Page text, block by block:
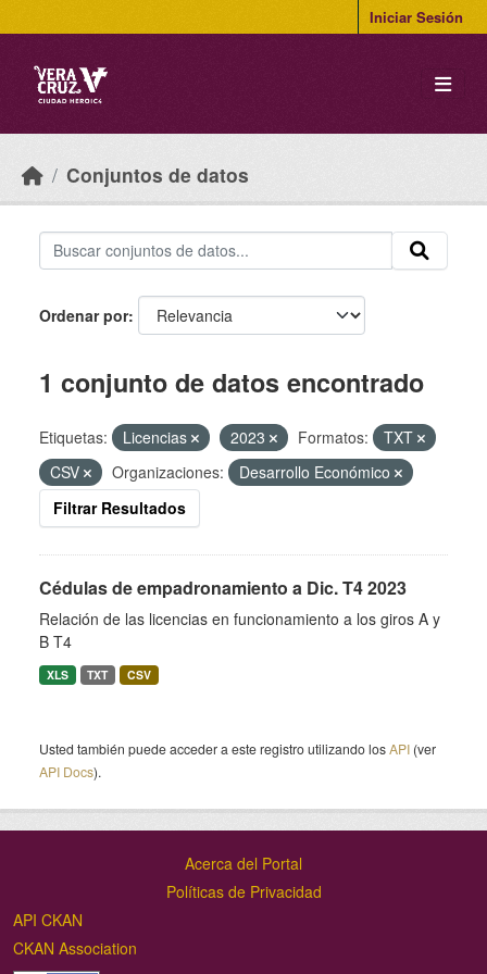
Iniciar Sesión
Conjuntos de datos
Ordenar por
1 conjunto de datos encontrado
Etiquetas: Licencias 2023 Formatos:
TXT
CSV
Organizaciones:
Desarrollo Económico
Filtrar Resultados
Cédulas de empadronamiento a Dic. T4 2023
Relación de las licencias en funcionamiento a los giros A y
B T4
XLS TXT CSV
Usted también puede acceder a este registro utilizando losAPI (ver
API Docs).
Acerca del Portal
Políticas de Privacidad
API CKAN
CKAN Association